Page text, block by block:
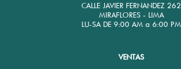
CALLE JAVIER FERNANDEZ 262
MIRAFLORES - LIMA
LU-SA DE 9:00 AM a 6:00 PM
VENTAS